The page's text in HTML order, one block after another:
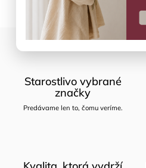
Starostlivo vybrané
značky
Predávame len to, čomu veríme.